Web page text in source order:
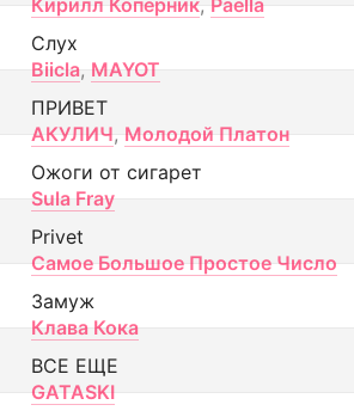
Кирилл Коперник, Paella
Слух
Biicla, MAYOT
ПРИВЕТ
АКУЛИЧ, Молодой Платон
Ожоги от сигарет
Sula Fray
Privet
Самое Большое Простое Число
Замуж
Клава Кока
ВСЕ ЕЩЕ
GATASKI